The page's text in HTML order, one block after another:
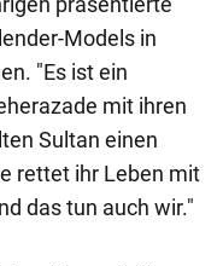
Models in
"Es ist ein
mit ihren
Sultan einen
rettet ihr Leben mit
das tun auch wir."